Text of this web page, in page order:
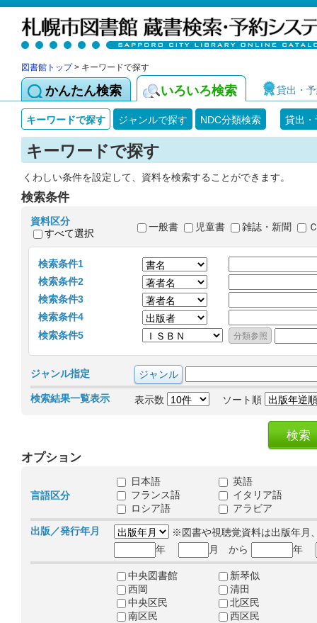
図書館トップ> キーワードで探す
かんたん検索 いろいろ検索 貸出・
キーワードで探す ジャンルで探す NDC分類検索 貸出
キーワードで探す
くわしい条件を設定して、資料を検索することができます。
検索条件
資料区分
すべて選択
一般書 児童書 雑誌・新聞
検索条件1
検索条件2
検索条件3
検索条件4
検索条件5
ジャンル指定
検索結果一覧表示 表示数 ソート順
オプション
言語区分
日本語
英語
フランス語
イタリア語
ロシア語
アラビア
出版／発行年月
※図書や視聴覚資料は出版年月
年
月 から 年
中央図書館
新琴似
西岡
清田
中央区民
北区民
南区民
西区民